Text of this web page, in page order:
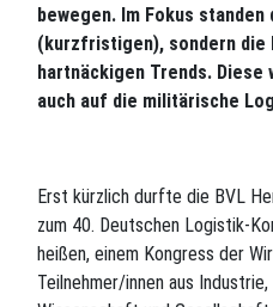
bewegen. Im Fokus standen
(kurzfristigen), sondern
hartnäckigen Trends.
auch auf die militärische
Erst kürzlich durfte die BVL
zum 40. Deutschen Logistik-
heißen, einem Kongress der
Teilnehmer/innen aus